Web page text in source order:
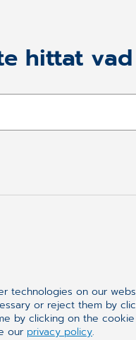
hittat
technologies on our
or reject them by
by clicking on the
our privacy policy.